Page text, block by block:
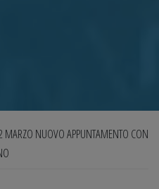
MARZO NUOVO APPUNTAMENTO CON